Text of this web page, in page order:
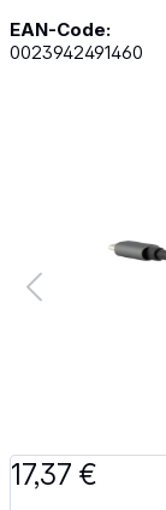
EAN-Code:
0023942491460
17,37 €